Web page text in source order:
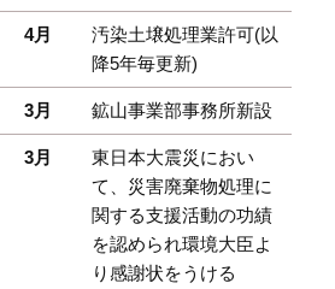
4月
汚染土壌処理業許可(以
降5年毎更新)
3月 鉱山事業部事務所新設
3月
東日本大震災におい
て、災害廃棄物処理に
関する支援活動の功績
を認められ環境大臣よ
り感謝状をうける